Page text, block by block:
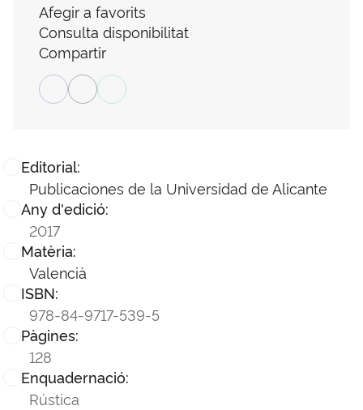
Editorial:
Publicaciones de la Universidad de Alicante
Any d'edició:
2017
Matèria:
Valencià
ISBN:
978-84-9717-539-5
Pàgines:
128
Enquadernació:
Rústica
Afegir a favorits
Consulta disponibilitat
Compartir